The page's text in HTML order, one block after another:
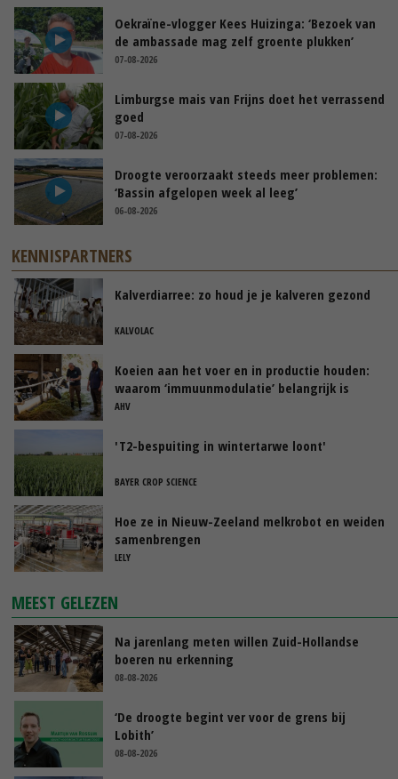
Oekraïne-vlogger Kees Huizinga: ‘Bezoek van
de ambassade mag zelf groente plukken’
07-08-2026
Limburgse mais van Frijns doet het verrassend
goed
07-08-2026
Droogte veroorzaakt steeds meer problemen:
‘Bassin afgelopen week al leeg’
06-08-2026
KENNISPARTNERS
Kalverdiarree: zo houd je je kalveren gezond
KALVOLAC
Koeien aan het voer en in productie houden:
waarom ‘immuunmodulatie’ belangrijk is
tijdens de transitieperiode
AHV
'T2-bespuiting in wintertarwe loont'
BAYER CROP SCIENCE
Hoe ze in Nieuw-Zeeland melkrobot en weiden
samenbrengen
LELY
MEEST GELEZEN
Na jarenlang meten willen Zuid-Hollandse
boeren nu erkenning
08-08-2026
‘De droogte begint ver voor de grens bij
Lobith’
08-08-2026